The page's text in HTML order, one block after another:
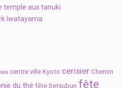
temple aux tanuki
Iwatayama
centre ville Kyoto cerisier Chemin
du thé fête Setsubun fête